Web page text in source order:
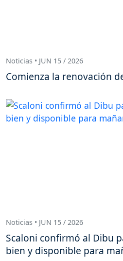
Noticias • JUN 15 / 2026
Comienza la renovación
Noticias • JUN 15 / 2026
Scaloni confirmó al Dibu
bien y disponible para